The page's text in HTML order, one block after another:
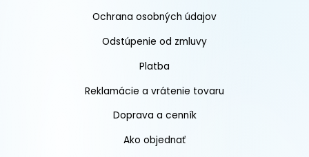
Ochrana osobných údajov
Odstúpenie od zmluvy
Platba
Reklamácie a vrátenie tovaru
Doprava a cenník
Ako objednať